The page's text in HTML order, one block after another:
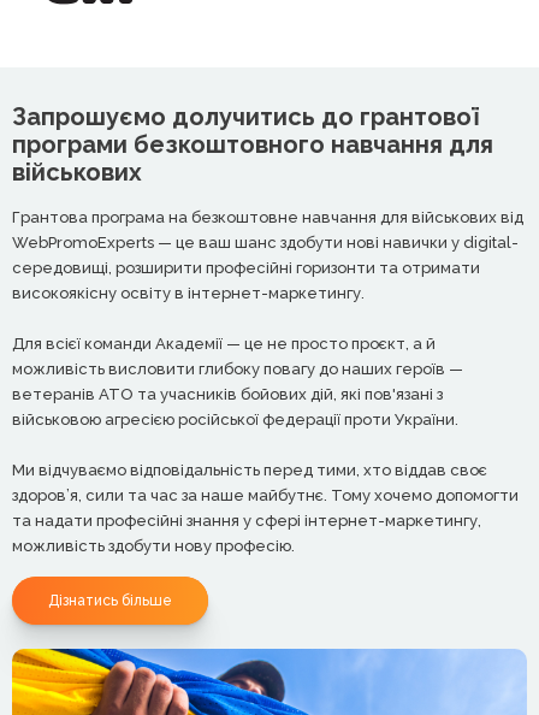
Запрошуємо долучитись до грантової
програми безкоштовного навчання для
військових
Грантова програма на безкоштовне навчання для військових від
WebPromoExperts — це ваш шанс здобути нові навички у digital-
середовищі, розширити професійні горизонти та отримати
високоякісну освіту в інтернет-маркетингу.
Для всієї команди Академії — це не просто проєкт, а й
можливість висловити глибоку повагу до наших героїв —
ветеранів АТО та учасників бойових дій, які пов'язані з
військовою агресією російської федерації проти України.
Ми відчуваємо відповідальність перед тими, хто віддав своє
здоров’я, сили та час за наше майбутнє. Тому хочемо допомогти
та надати професійні знання у сфері інтернет-маркетингу,
можливість здобути нову професію.
Дізнатись більше